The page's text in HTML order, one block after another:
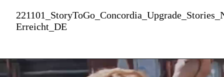
Erreicht_DE